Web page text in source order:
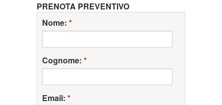
PRENOTA PREVENTIVO
Nome: *
Cognome: *
Email: *